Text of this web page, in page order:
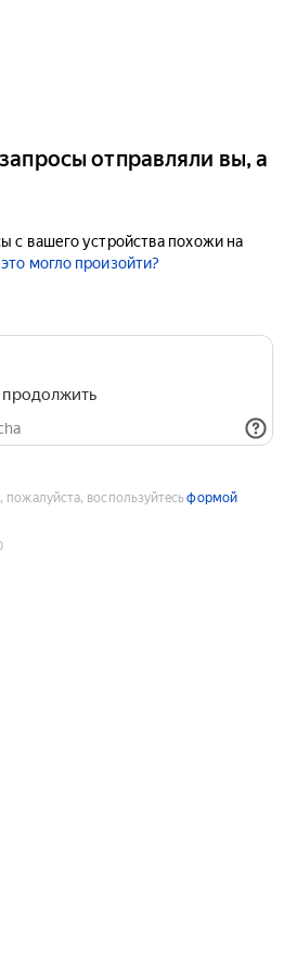
отправляли вы, а
с вашего устройства похожи на
могло произойти?
воспользуйтесьформой